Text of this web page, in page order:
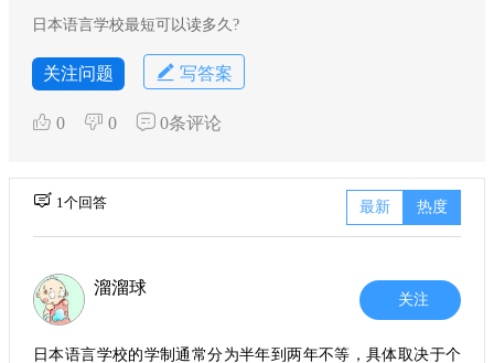
日本语言学校最短可以读多久?
关注问题 写答案
0 0 0条评论
1个回答 最新 热度
溜溜球
关注
日本语言学校的学制通常分为半年到两年不等，具体取决于个